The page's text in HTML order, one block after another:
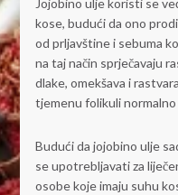
Jojobino ulje koristi se
kose, budući da ono
od prljavštine i sebuma
na taj način sprječavaju
dlake, omekšava i
tjemenu folikuli
Budući da jojobino ulje
se upotrebljavati za
osobe koje imaju suhu